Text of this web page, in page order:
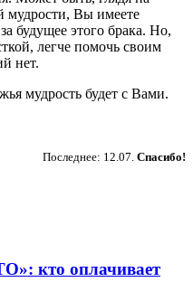
мудрости, Вы имеете
будущее этого брака. Но,
легче помочь своим
нет.
мудрость будет с Вами.
Последнее: 12.07. Спасибо!
кто оплачивает